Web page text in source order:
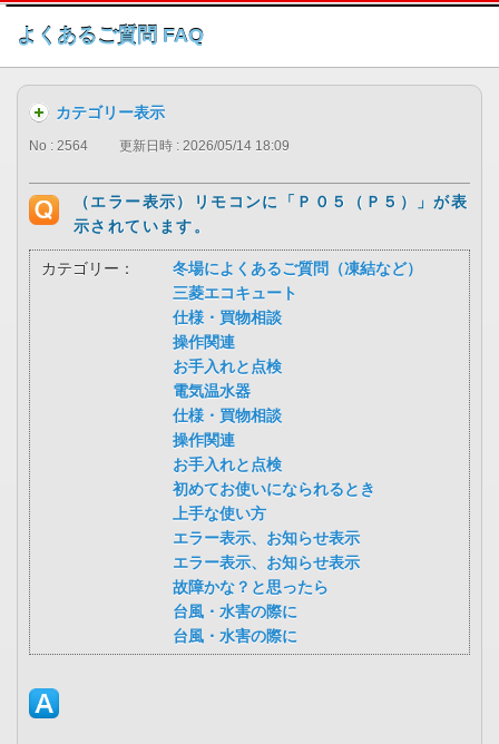
このページの本文へ
よくあるご質問 FAQ
カテゴリー表示
No : 2564 更新日時 : 2026/05/14 18:09
（エラー表示）リモコンに「Ｐ０５（Ｐ５）」が表
示されています。
カテゴリー：
冬場によくあるご質問（凍結など）
三菱エコキュート
仕様・買物相談
操作関連
お手入れと点検
電気温水器
仕様・買物相談
操作関連
お手入れと点検
初めてお使いになられるとき
上手な使い方
エラー表示、お知らせ表示
エラー表示、お知らせ表示
故障かな？と思ったら
台風・水害の際に
台風・水害の際に